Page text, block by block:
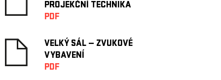
PROJEKČNÍ TECHNIKA
PDF
VELKÝ SÁL — ZVUKOVÉ
VYBAVENÍ
PDF